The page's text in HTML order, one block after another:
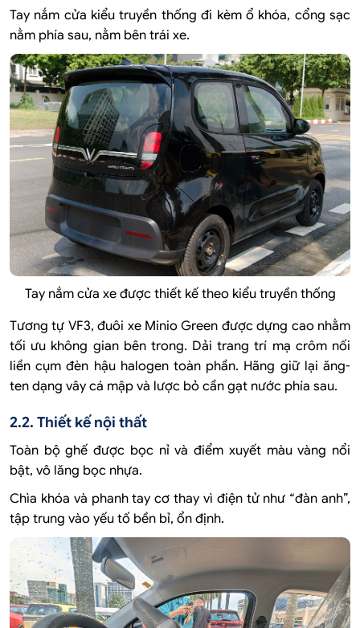
Tay nắm cửa kiểu truyền thống đi kèm ổ khóa, cổng sạc
nằm phía sau, nằm bên trái xe.
Tay nắm cửa xe được thiết kế theo kiểu truyền thống
Tương tự VF3, đuôi xe Minio Green được dựng cao nhằm
tối ưu không gian bên trong. Dải trang trí mạ crôm nối
liền cụm đèn hậu halogen toàn phần. Hãng giữ lại ăng-
ten dạng vây cá mập và lược bỏ cần gạt nước phía sau.
2.2. Thiết kế nội thất
Toàn bộ ghế được bọc nỉ và điểm xuyết màu vàng nổi
bật, vô lăng bọc nhựa.
Chìa khóa và phanh tay cơ thay vì điện tử như “đàn anh”,
tập trung vào yếu tố bền bỉ, ổn định.